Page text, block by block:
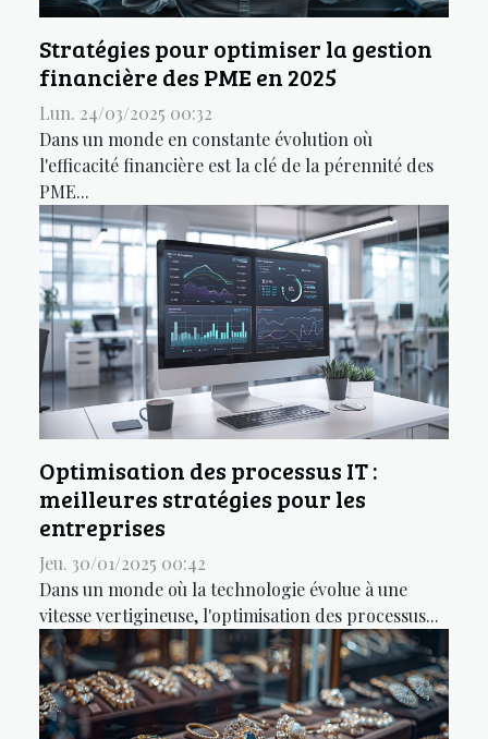
Stratégies pour optimiser la gestion
financière des PME en 2025
Lun. 24/03/2025 00:32
Dans un monde en constante évolution où
l'efficacité financière est la clé de la pérennité des
PME...
Optimisation des processus IT :
meilleures stratégies pour les
entreprises
Jeu. 30/01/2025 00:42
Dans un monde où la technologie évolue à une
vitesse vertigineuse, l'optimisation des processus...